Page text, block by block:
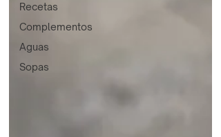
Recetas
Complementos
Aguas
Sopas